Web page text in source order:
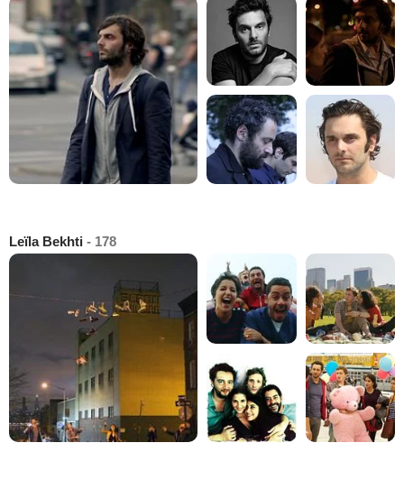
Leïla Bekhti - 178